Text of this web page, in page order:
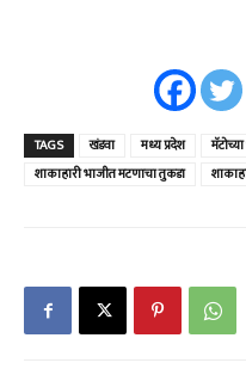
TAGS खंडवा मध्य प्रदेश
शाकाहारी भाजीत मटणाचा तुकडा